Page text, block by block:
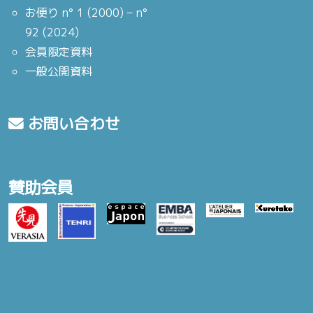
お便り n° 1 (2000) – n°
92 (2024)
会員限定資料
一般公開資料
お問い合わせ
賛助会員